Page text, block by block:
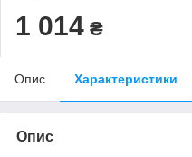
1 014 ₴
Опис Характеристики
Опис